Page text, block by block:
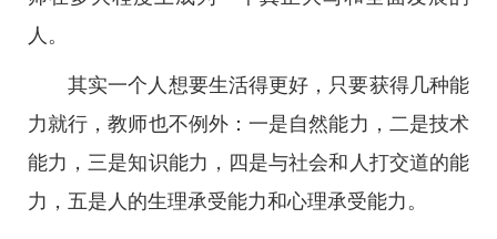
人。
其实一个人想要生活得更好，只要获得几种能
力就行，教师也不例外：一是自然能力，二是技术
能力，三是知识能力，四是与社会和人打交道的能
力，五是人的生理承受能力和心理承受能力。